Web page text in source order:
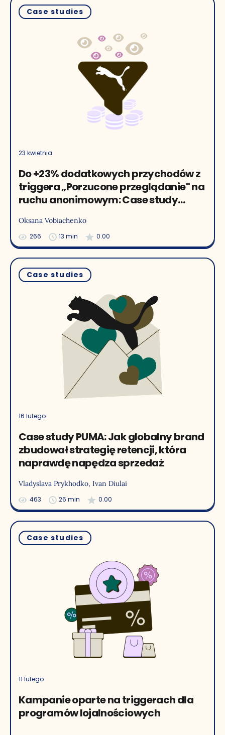
Case studies
23 kwietnia
Do +23% dodatkowych przychodów z
triggera „Porzucone przeglądanie" na
ruchu anonimowym: Case study
Oksana Vobiachenko
266 13 min 0.00
Case studies
16 lutego
Case study PUMA: Jak globalny brand
zbudował strategię retencji, która
naprawdę napędza sprzedaż
Vladyslava Prykhodko, Ivan Diulai
463 26 min 0.00
Case studies
11 lutego
Kampanie oparte na triggerach dla
programów lojalnościowych